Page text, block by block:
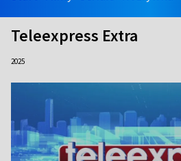
Teleexpress Extra
2025